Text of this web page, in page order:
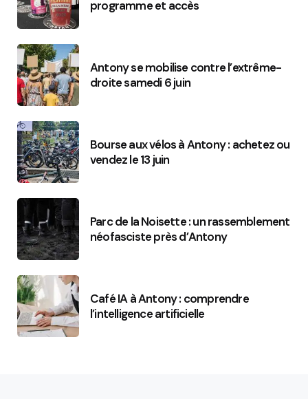
programme et accès
Antony se mobilise contre l’extrême-
droite samedi 6 juin
Bourse aux vélos à Antony : achetez ou
vendez le 13 juin
Parc de la Noisette : un rassemblement
néofasciste près d’Antony
Café IA à Antony : comprendre
l’intelligence artificielle